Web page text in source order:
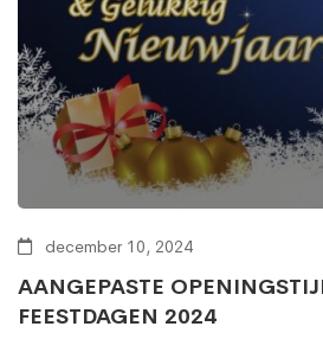
december 10, 2024
AANGEPASTE
FEESTDAGEN 2024